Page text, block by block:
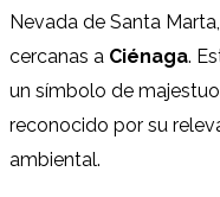
Nevada de Santa
cercanas a Ciénaga.
un símbolo de
reconocido por su
ambiental.